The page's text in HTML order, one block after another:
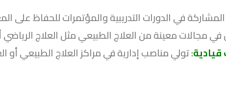
المشاركة في الدورات التدريبية والمؤتمرات للحفاظ على
مجالات معينة من العلاج الطبيعي مثل العلاج الرياضي
:تولي مناصب إدارية في مراكز العلاج الطبيعي أو